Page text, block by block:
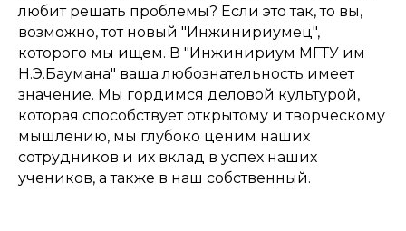
любит решать проблемы? Если это так, то вы,
возможно, тот новый "Инжинириумец",
которого мы ищем. В "Инжинириум МГТУ им
Н.Э.Баумана" ваша любознательность имеет
значение. Мы гордимся деловой культурой,
которая способствует открытому и творческому
мышлению, мы глубоко ценим наших
сотрудников и их вклад в успех наших
учеников, а также в наш собственный.